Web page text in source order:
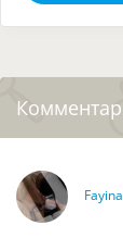
Fayina